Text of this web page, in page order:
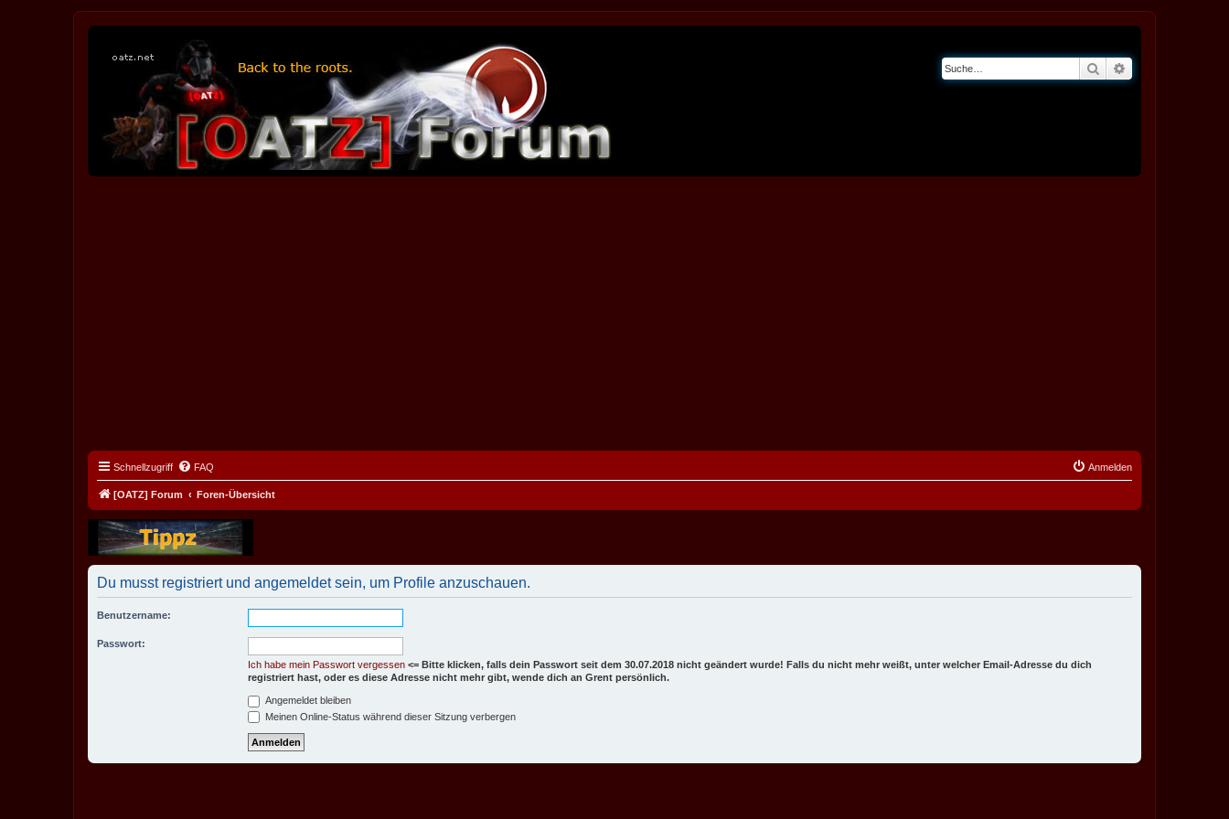
Suche
Schnellzugriff FAQ Anmelden
[OATZ] Forum Foren-Übersicht
Du musst registriert und angemeldet sein, um Profile anzuschauen.
Benutzername:
Passwort:
Ich habe mein Passwort vergessen <= Bitte klicken, falls dein Passwort seit dem 30.07.2018 nicht geändert wurde! Falls du nicht mehr weißt, unter welcher Email-Adresse du dich
registriert hast, oder es diese Adresse nicht mehr gibt, wende dich an Grent persönlich.
Angemeldet bleiben
Meinen Online-Status während dieser Sitzung verbergen